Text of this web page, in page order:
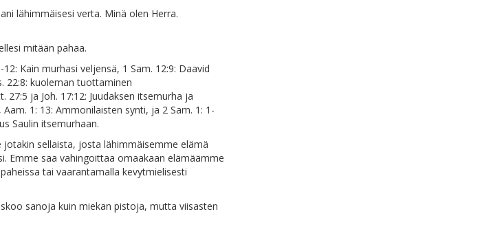
lähimmäisesi verta. Minä olen Herra.
mitään pahaa.
Kain murhasi veljensä, 1 Sam. 12:9: Daavid
22:8: kuoleman tuottaminen
ja Joh. 17:12: Juudaksen itsemurha ja
1: 13: Ammonilaisten synti, ja 2 Sam. 1: 1-
Saulin itsemurhaan.
sellaista, josta lähimmäisemme elämä
Emme saa vahingoittaa omaakaan elämäämme
tai vaarantamalla kevytmielisesti
sanoja kuin miekan pistoja, mutta viisasten